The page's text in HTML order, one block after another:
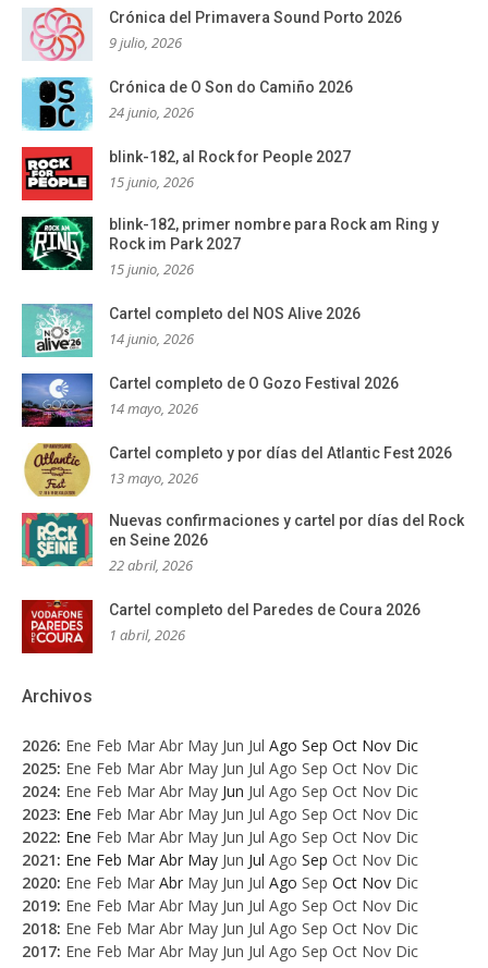
Crónica del Primavera Sound Porto 2026
9 julio, 2026
Crónica de O Son do Camiño 2026
24 junio, 2026
blink-182, al Rock for People 2027
15 junio, 2026
blink-182, primer nombre para Rock am Ring y
Rock im Park 2027
15 junio, 2026
Cartel completo del NOS Alive 2026
14 junio, 2026
Cartel completo de O Gozo Festival 2026
14 mayo, 2026
Cartel completo y por días del Atlantic Fest 2026
13 mayo, 2026
Nuevas confirmaciones y cartel por días del Rock
en Seine 2026
22 abril, 2026
Cartel completo del Paredes de Coura 2026
1 abril, 2026
Archivos
2026: Ene Feb Mar Abr May Jun Jul Ago Sep Oct Nov Dic
2025: Ene Feb Mar Abr May Jun Jul Ago Sep Oct Nov Dic
2024: Ene Feb Mar Abr May Jun Jul Ago Sep Oct Nov Dic
2023: Ene Feb Mar Abr May Jun Jul Ago Sep Oct Nov Dic
2022: Ene Feb Mar Abr May Jun Jul Ago Sep Oct Nov Dic
2021: Ene Feb Mar Abr May Jun Jul Ago Sep Oct Nov Dic
2020: Ene Feb Mar Abr May Jun Jul Ago Sep Oct Nov Dic
2019: Ene Feb Mar Abr May Jun Jul Ago Sep Oct Nov Dic
2018: Ene Feb Mar Abr May Jun Jul Ago Sep Oct Nov Dic
2017: Ene Feb Mar Abr May Jun Jul Ago Sep Oct Nov Dic